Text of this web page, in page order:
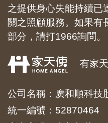
之提供身心失能持續已
關之照顧服務。如果有
部分，請打1966詢問。
有家
公司名稱：廣和順科技
統一編號：52870464